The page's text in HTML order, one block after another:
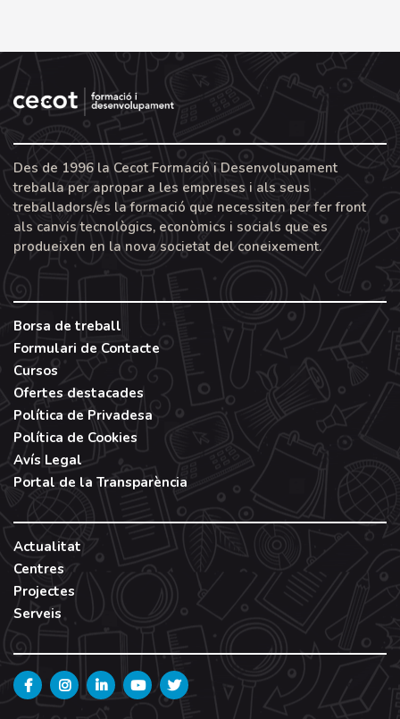
Necessites ajuda?
937361110
Des de 1996 la Cecot Formació i Desenvolupament
treballa per apropar a les empreses i als seus
treballadors/es la formació que necessiten per fer front
als canvis tecnològics, econòmics i socials que es
produeixen en la nova societat del coneixement.
Borsa de treball
Formulari de Contacte
Cursos
Ofertes destacades
Política de Privadesa
Política de Cookies
Avís Legal
Portal de la Transparència
Actualitat
Centres
Projectes
Serveis